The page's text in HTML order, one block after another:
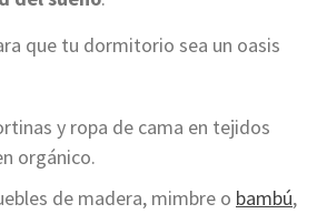
que tu dormitorio sea un oasis
y ropa de cama en tejidos
orgánico.
de madera, mimbre o bambú,